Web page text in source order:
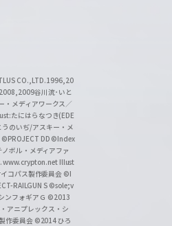
CO.,LTD.1996,20
谷川流･いと
・メディアワークス／
たにはらなつき(EDE
のいぢ/アスキー・メ
©PROJECT DD ©Index
ボル・メディアファ
www.crypton.net Illust
コパス製作委員会 ©I
RAILGUN S ©sole;v
ンフォギアＧ ©2013
アニプレックス・シ
作委員会 ©2014 ひろ